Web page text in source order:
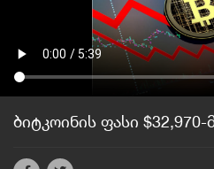
ბიტკოინის ფასი